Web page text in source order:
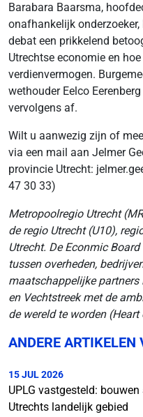
Barabara Baarsma,
onafhankelijk
debat een prikkelend
Utrechtse economie en
verdienvermogen.
wethouder Eelco
vervolgens af.
Wilt u aanwezig zijn of
via een mail aan Jelmer
provincie Utrecht:
47 30 33)
Metropoolregio Utrecht
de regio Utrecht (U10),
Utrecht. De Econmic
tussen overheden,
maatschappelijke partners
en Vechtstreek met de
de wereld te worden
ANDERE ARTIKELEN
15 JUL 2026
UPLG vastgesteld:
Utrechts landelijk gebied